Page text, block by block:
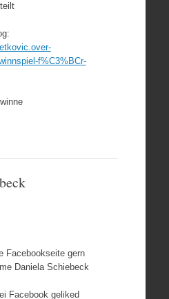
f%C3%BCr-
Facebookseite gern
Daniela Schiebeck
Facebook geliked